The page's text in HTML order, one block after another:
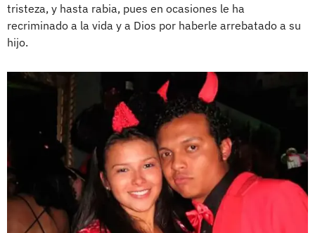
tristeza, y hasta rabia, pues en ocasiones le ha
recriminado a la vida y a Dios por haberle arrebatado a su
hijo.